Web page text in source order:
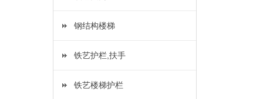
钢结构楼梯
铁艺护栏,扶手
铁艺楼梯护栏